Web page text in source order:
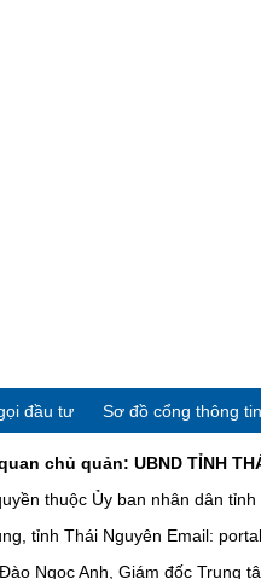
đầu tư Sơ đồ cổng thông tin
chủ quản: UBND TỈNH
thuộc Ủy ban nhân dân tỉnh
tỉnh Thái Nguyên Email:
Ngọc Anh, Giám đốc Trung